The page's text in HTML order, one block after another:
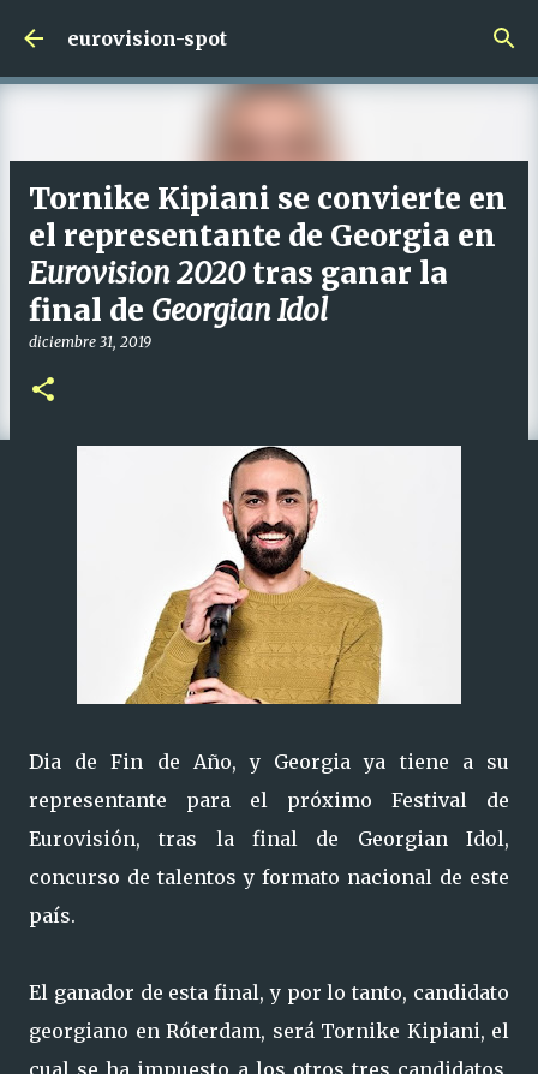
Ir al contenido principal
eurovision-spot
Tornike Kipiani se convierte en
el representante de Georgia en
Eurovision 2020tras ganar la
final de Georgian Idol
diciembre 31, 2019
Dia de Fin de Año, y Georgia ya tiene a su
representante para el próximo Festival de
Eurovisión, tras la final de Georgian Idol,
concurso de talentos y formato nacional de este
país.
El ganador de esta final, y por lo tanto, candidato
georgiano en Róterdam, será Tornike Kipiani, el
cual se ha impuesto a los otros tres candidatos,